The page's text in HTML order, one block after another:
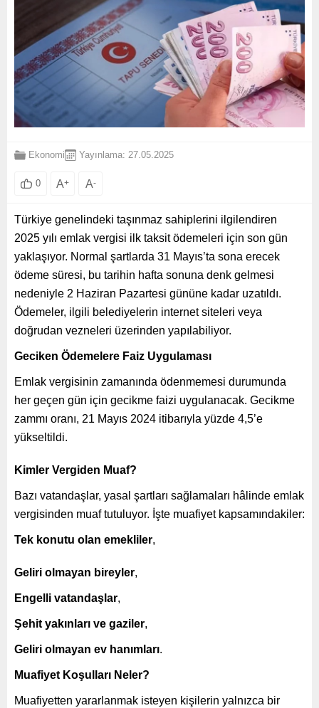
Ekonomi Yayınlama: 27.05.2025
0 A+ A-
Türkiye genelindeki taşınmaz sahiplerini ilgilendiren
2025 yılı emlak vergisi ilk taksit ödemeleri için son gün
yaklaşıyor. Normal şartlarda 31 Mayıs’ta sona erecek
ödeme süresi, bu tarihin hafta sonuna denk gelmesi
nedeniyle 2 Haziran Pazartesi gününe kadar uzatıldı.
Ödemeler, ilgili belediyelerin internet siteleri veya
doğrudan vezneleri üzerinden yapılabiliyor.
Geciken Ödemelere Faiz Uygulaması
Emlak vergisinin zamanında ödenmemesi durumunda
her geçen gün için gecikme faizi uygulanacak. Gecikme
zammı oranı, 21 Mayıs 2024 itibarıyla yüzde 4,5’e
yükseltildi.
Kimler Vergiden Muaf?
Bazı vatandaşlar, yasal şartları sağlamaları hâlinde emlak
vergisinden muaf tutuluyor. İşte muafiyet kapsamındakiler:
Tek konutu olan emekliler,
Geliri olmayan bireyler,
Engelli vatandaşlar,
Şehit yakınları ve gaziler,
Geliri olmayan ev hanımları.
Muafiyet Koşulları Neler?
Muafiyetten yararlanmak isteyen kişilerin yalnızca bir